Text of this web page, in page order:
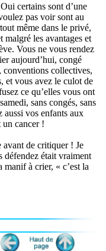
certains sont d’une
pas voir sont au
même dans le privé,
les avantages et
Vous ne vous rendez
aujourd’hui, congé
conventions collectives,
et vous avez le culot de
ce qu’elles vous ont
sans congés, sans
aussi vos enfants aux
un cancer !
avant de critiquer ! Je
défendez était vraiment
à crier, « c’est la